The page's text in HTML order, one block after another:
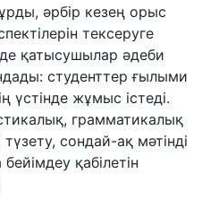
әрбір кезең орыс
тексеруге
қатысушылар әдеби
студенттер ғылыми
үстінде жұмыс істеді.
грамматикалық
сондай-ақ мәтінді
қабілетін